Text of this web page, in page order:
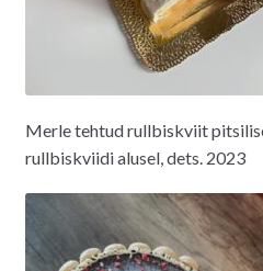
Merle tehtud rullbiskviit
rullbiskviidi alusel, dets. 2023